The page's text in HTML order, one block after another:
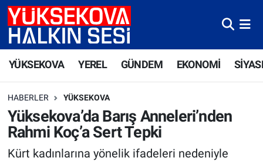
YÜKSEKOVA YEREL GÜNDEM EKONOMİ
HABERLER YÜKSEKOVA
Yüksekova’da Barış Anneleri’nden
Rahmi Koç’a Sert Tepki
Kürt kadınlarına yönelik ifadeleri nedeniyle
Yüksekova Nöbetçi Eczaneler
Yüksekova Trafik Yoğunluk Haritası
Süper Lig Puan Durumu ve Fikstür